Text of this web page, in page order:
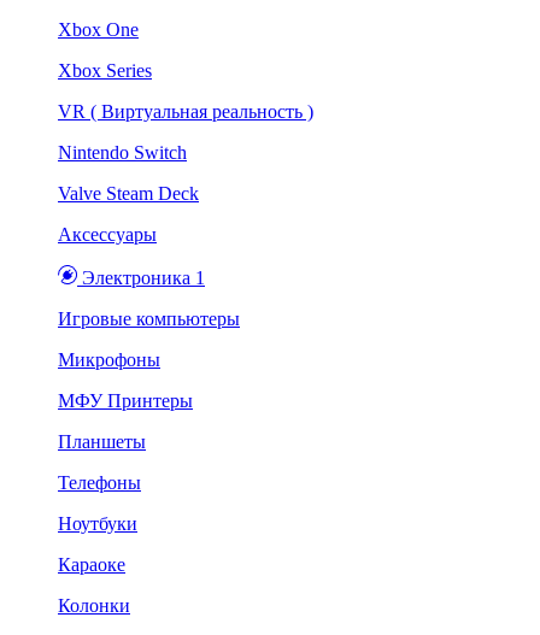
Xbox One
Xbox Series
VR ( Виртуальная реальность )
Nintendo Switch
Valve Steam Deck
Аксессуары
Электроника 1
Игровые компьютеры
Микрофоны
МФУ Принтеры
Планшеты
Телефоны
Ноутбуки
Караоке
Колонки